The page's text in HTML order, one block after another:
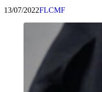
13/07/2022FLCMF